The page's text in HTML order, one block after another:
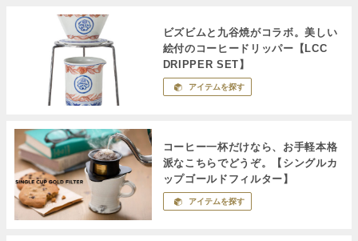
ビズビムと九谷焼がコラボ。美しい
絵付のコーヒードリッパー【LCC
DRIPPER SET】
アイテムを探す
コーヒー一杯だけなら、お手軽本格
派なこちらでどうぞ。【シングルカ
ップゴールドフィルター】
アイテムを探す